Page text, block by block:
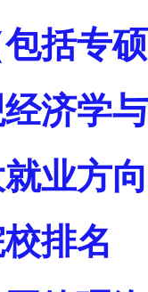
括专
济学
业方
排名